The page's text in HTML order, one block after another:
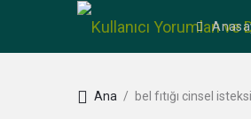
Ana / bel fıtığı cinsel